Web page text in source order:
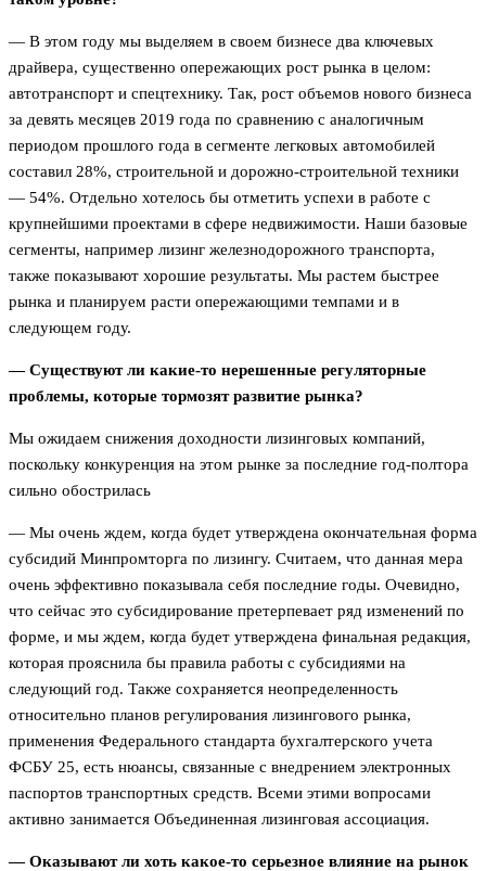
— В этом году мы выделяем в своем бизнесе два ключевых
драйвера, существенно опережающих рост рынка в целом:
автотранспорт и спецтехнику. Так, рост объемов нового бизнеса
за девять месяцев 2019 года по сравнению с аналогичным
периодом прошлого года в сегменте легковых автомобилей
составил 28%, строительной и дорожно-строительной техники
— 54%. Отдельно хотелось бы отметить успехи в работе с
крупнейшими проектами в сфере недвижимости. Наши базовые
сегменты, например лизинг железнодорожного транспорта,
также показывают хорошие результаты. Мы растем быстрее
рынка и планируем расти опережающими темпами и в
следующем году.
— Существуют ли какие-то нерешенные регуляторные
проблемы, которые тормозят развитие рынка?
Мы ожидаем снижения доходности лизинговых компаний,
поскольку конкуренция на этом рынке за последние год-полтора
сильно обострилась
— Мы очень ждем, когда будет утверждена окончательная форма
субсидий Минпромторга по лизингу. Считаем, что данная мера
очень эффективно показывала себя последние годы. Очевидно,
что сейчас это субсидирование претерпевает ряд изменений по
форме, и мы ждем, когда будет утверждена финальная редакция,
которая прояснила бы правила работы с субсидиями на
следующий год. Также сохраняется неопределенность
относительно планов регулирования лизингового рынка,
применения Федерального стандарта бухгалтерского учета
ФСБУ 25, есть нюансы, связанные с внедрением электронных
паспортов транспортных средств. Всеми этими вопросами
активно занимается Объединенная лизинговая ассоциация.
— Оказывают ли хоть какое-то серьезное влияние на рынок